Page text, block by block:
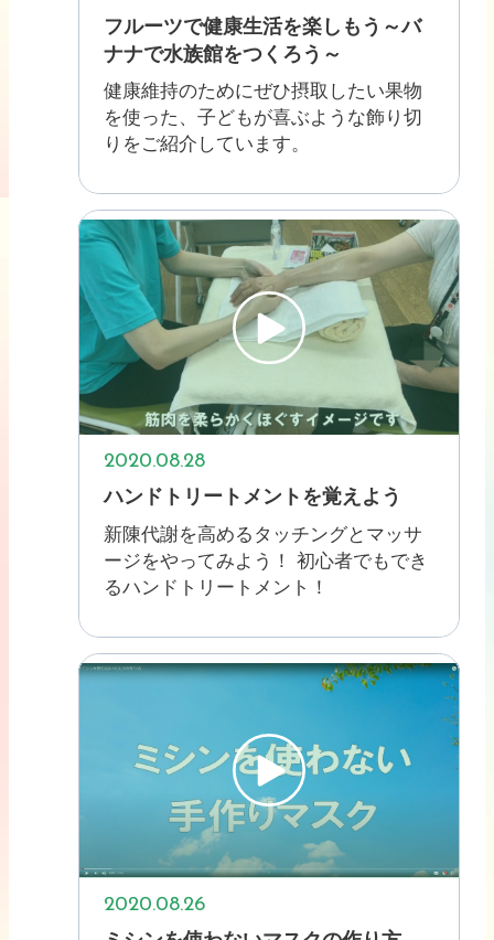
フルーツで健康生活を楽しもう～バ
ナナで水族館をつくろう～
健康維持のためにぜひ摂取したい果物
を使った、子どもが喜ぶような飾り切
りをご紹介しています。
2020.08.28
ハンドトリートメントを覚えよう
新陳代謝を高めるタッチングとマッサ
ージをやってみよう！ 初心者でもでき
るハンドトリートメント！
2020.08.26